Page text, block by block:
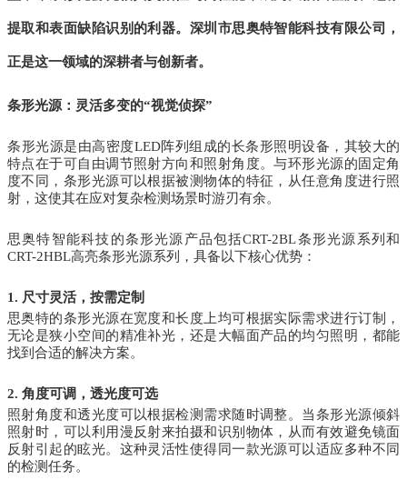
提取和表面缺陷识别的利器。深圳市思奥特智能科技有限公司，
正是这一领域的深耕者与创新者。
条形光源：灵活多变的“视觉侦探”
条形光源是由高密度LED阵列组成的长条形照明设备，其较大的
特点在于可自由调节照射方向和照射角度。与环形光源的固定角
度不同，条形光源可以根据被测物体的特征，从任意角度进行照
射，这使其在应对复杂检测场景时游刃有余。
思奥特智能科技的条形光源产品包括CRT-2BL条形光源系列和
CRT-2HBL高亮条形光源系列，具备以下核心优势：
1. 尺寸灵活，按需定制
思奥特的条形光源在宽度和长度上均可根据实际需求进行订制，
无论是狭小空间的精准补光，还是大幅面产品的均匀照明，都能
找到合适的解决方案。
2. 角度可调，透光度可选
照射角度和透光度可以根据检测需求随时调整。当条形光源倾斜
照射时，可以利用漫反射来拍摄和识别物体，从而有效避免镜面
反射引起的眩光。这种灵活性使得同一款光源可以适应多种不同
的检测任务。